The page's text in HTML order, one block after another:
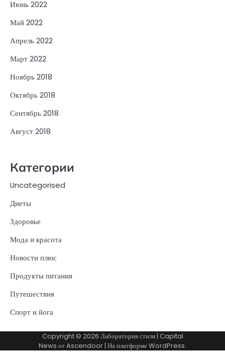
Июнь 2022
Май 2022
Апрель 2022
Март 2022
Ноябрь 2018
Октябрь 2018
Сентябрь 2018
Август 2018
Категории
Uncategorised
Диеты
Здоровье
Мода и красота
Новости плюс
Продукты питания
Путешествия
Спорт и йога
Copyright © 2026 Лаборатория стиля| Capital
News отAscendoor | На платформеWordPress.